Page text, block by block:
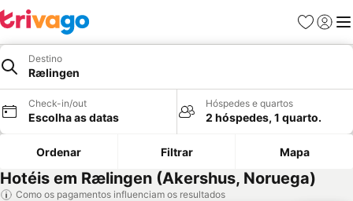
Favoritos
Iniciar
Destino
Rælingen
Check-in/out
Escolha as datas
Hóspedes e quartos
2 hóspedes, 1 quarto.
Ordenar Filtrar Mapa
Hotéis em Rælingen (Akershus, Noruega)
Como os pagamentos influenciam os resultados